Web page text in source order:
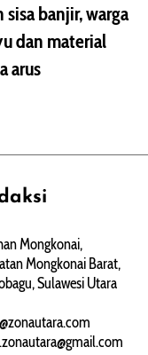
banjir, warga
dan material
arus
Mongkonai,
Mongkonai Barat,
Sulawesi Utara